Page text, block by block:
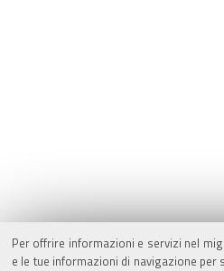
Per offrire informazioni e servizi nel
e le tue informazioni di navigazione